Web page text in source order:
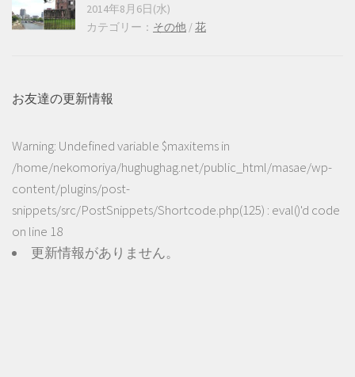
2014年8月6日(水)
カテゴリー： その他 /花
お友達の更新情報
Warning: Undefined variable $maxitems in
/home/nekomoriya/hughughag.net/public_html/masae/wp-
content/plugins/post-
snippets/src/PostSnippets/Shortcode.php(125) : eval()'d code
on line 18
更新情報がありません。